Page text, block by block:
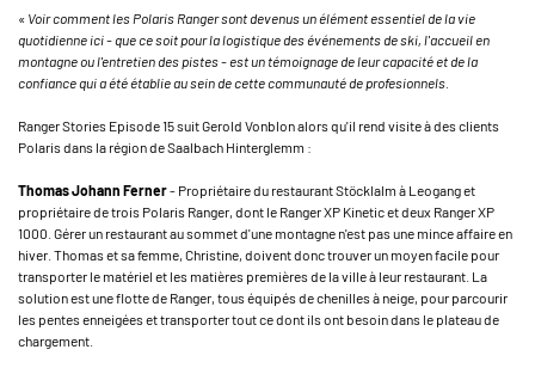
« Voir comment les Polaris Ranger sont devenus un élément essentiel de la vie
quotidienne ici - que ce soit pour la logistique des événements de ski, l'accueil en
montagne ou l'entretien des pistes - est un témoignage de leur capacité et de la
confiance qui a été établie au sein de cette communauté de profesionnels.
Ranger Stories Episode 15 suit Gerold Vonblon alors qu'il rend visite à des clients
Polaris dans la région de Saalbach Hinterglemm :
Thomas Johann Ferner- Propriétaire du restaurant Stöcklalm à Leogang et
propriétaire de trois Polaris Ranger, dont le Ranger XP Kinetic et deux Ranger XP
1000. Gérer un restaurant au sommet d'une montagne n'est pas une mince affaire en
hiver. Thomas et sa femme, Christine, doivent donc trouver un moyen facile pour
transporter le matériel et les matières premières de la ville à leur restaurant. La
solution est une flotte de Ranger, tous équipés de chenilles à neige, pour parcourir
les pentes enneigées et transporter tout ce dont ils ont besoin dans le plateau de
chargement.